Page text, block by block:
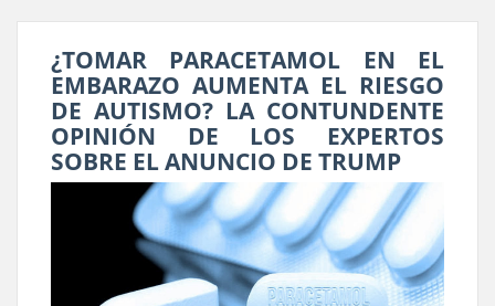
¿TOMAR PARACETAMOL EN EL
EMBARAZO AUMENTA EL RIESGO
DE AUTISMO? LA CONTUNDENTE
OPINIÓN DE LOS EXPERTOS
SOBRE EL ANUNCIO DE TRUMP